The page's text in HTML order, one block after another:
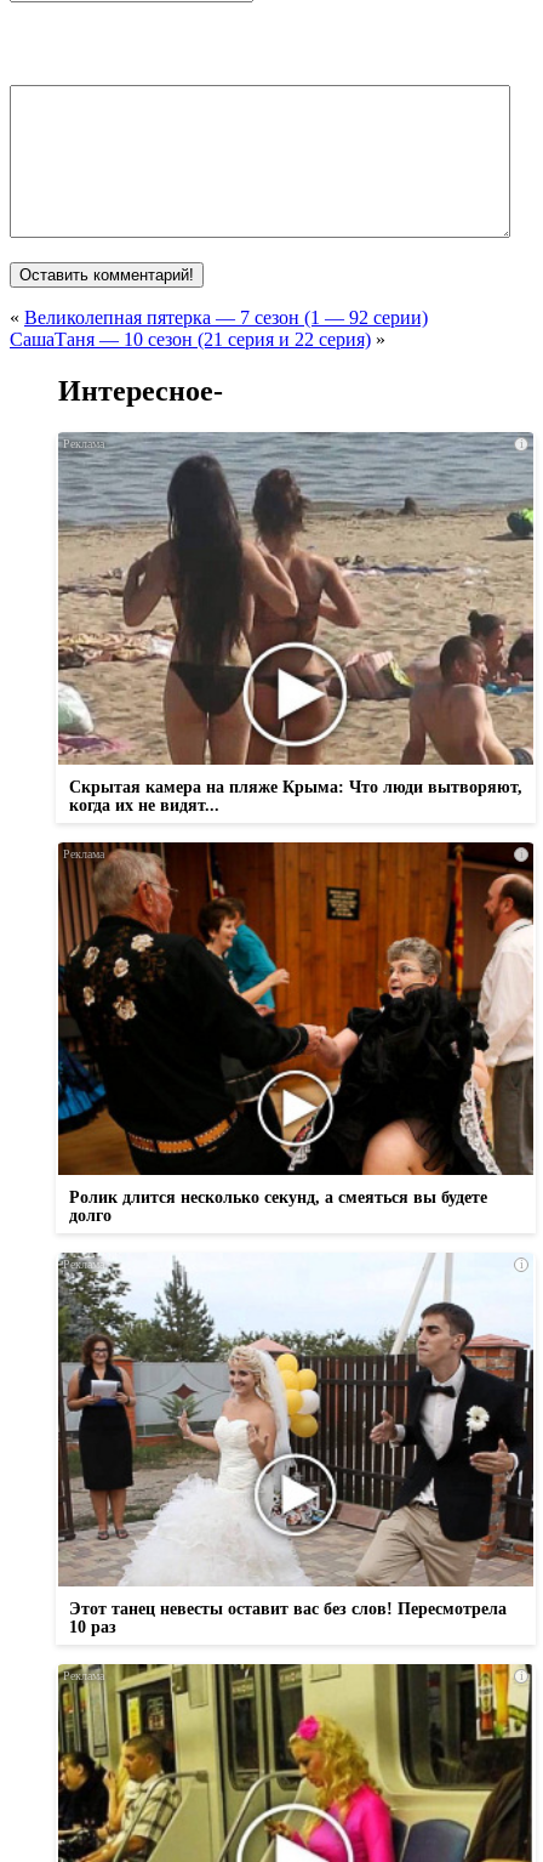
« Великолепная пятерка — 7 сезон (1 — 92 серии)
СашаТаня — 10 сезон (21 серия и 22 серия) »
Интересное-
i
Скрытая камера на пляже Крыма: Что люди вытворяют,
когда их не видят...
i
Ролик длится несколько секунд, а смеяться вы будете
долго
i
Этот танец невесты оставит вас без слов! Пересмотрела
10 раз
i